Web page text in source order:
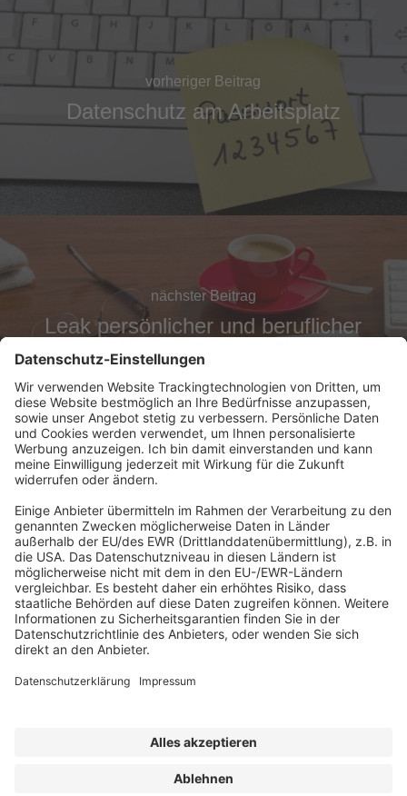
vorheriger Beitrag
Datenschutz am Arbeitsplatz
nächster Beitrag
Leak persönlicher und beruflicher
Daten: CCC deckt Datenleak auf
Abonnement anfordern|Abo kündigen
| © 2026 Infodienst KI-Recht.IT-
Sicherheit.Datenschutz.